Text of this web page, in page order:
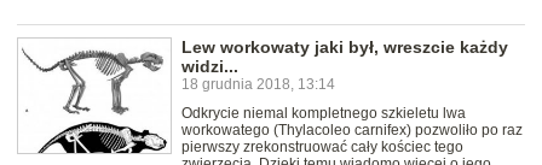
Lew workowaty jaki był, wreszcie każdy
widzi...
18 grudnia 2018, 13:14
Odkrycie niemal kompletnego szkieletu lwa
workowatego (Thylacoleo carnifex) pozwoliło po raz
pierwszy zrekonstruować cały kościec tego